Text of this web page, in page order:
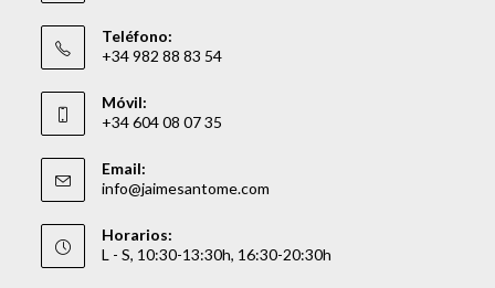
Teléfono:
+34 982 88 83 54
Móvil:
+34 604 08 07 35
Email:
info@jaimesantome.com
Horarios:
L - S, 10:30-13:30h, 16:30-20:30h